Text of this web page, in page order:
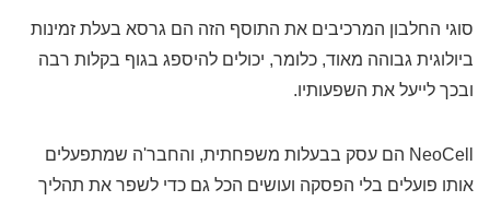
סוגי החלבון המרכיבים את התוסף הזה הם גרסא בעלת זמינות
ביולוגית גבוהה מאוד, כלומר, יכולים להיספג בגוף בקלות רבה
ובכך לייעל את השפעותיו.
NeoCell הם עסק בבעלות משפחתית, והחבר'ה שמתפעלים
אותו פועלים בלי הפסקה ועושים הכל גם כדי לשפר את תהליך